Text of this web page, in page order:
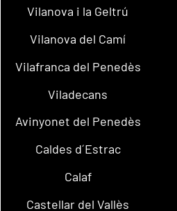
Vilanova i la Geltrú
Vilanova del Camí
Vilafranca del Penedès
Viladecans
Avinyonet del Penedès
Caldes d´Estrac
Calaf
Castellar del Vallès